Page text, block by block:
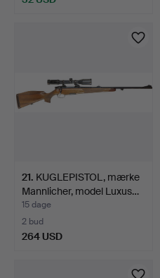
21. KUGLEPISTOL, mærke
Mannlicher, model Luxus…
15 dage
2 bud
264 USD